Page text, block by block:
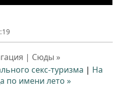
| Сюды »
секс-туризма | На
по имени лето »